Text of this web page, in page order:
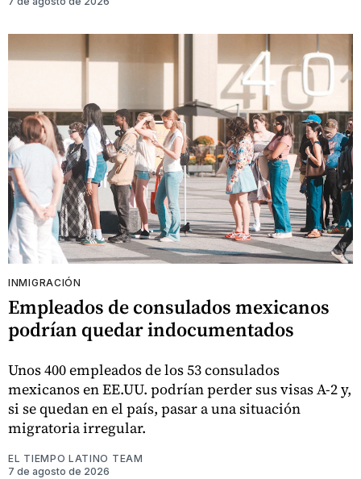
INMIGRACIÓN
Empleados de consulados mexicanos
podrían quedar indocumentados
Unos 400 empleados de los 53 consulados
mexicanos en EE.UU. podrían perder sus visas A-2 y,
si se quedan en el país, pasar a una situación
migratoria irregular.
EL TIEMPO LATINO TEAM
7 de agosto de 2026